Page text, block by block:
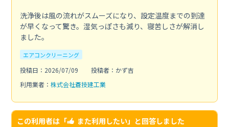
洗浄後は風の流れがスムーズになり、設定温度までの到達
が早くなって驚き。湿気っぽさも減り、寝苦しさが解消し
ました。
エアコンクリーニング
投稿日：2026/07/09
投稿者：かず吉
利用業者： 株式会社蒼技建工業
この利用者は「 また利用したい」と回答しました